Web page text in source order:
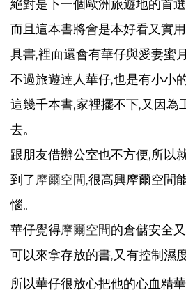
絕對是下一個歐洲旅遊地的首選
而且這本書將會是本好看又實
具書,裡面還會有華仔與愛妻蜜
不過旅遊達人華仔,也是有小小
這幾千本書,家裡擺不下,又因為
去。
跟朋友借辦公室也不方便,所以
到了摩爾空間,很高興摩爾空間
惱。
華仔覺得摩爾空間的倉儲安全
可以來拿存放的書,又有控制濕
所以華仔很放心把他的心血精